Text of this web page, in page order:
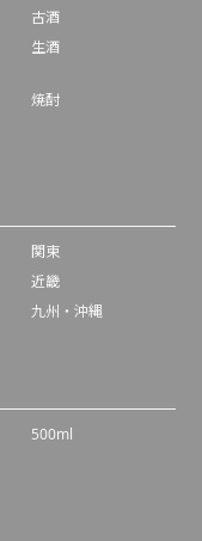
古酒
生酒
焼酎
関東
近畿
九州・沖縄
500ml